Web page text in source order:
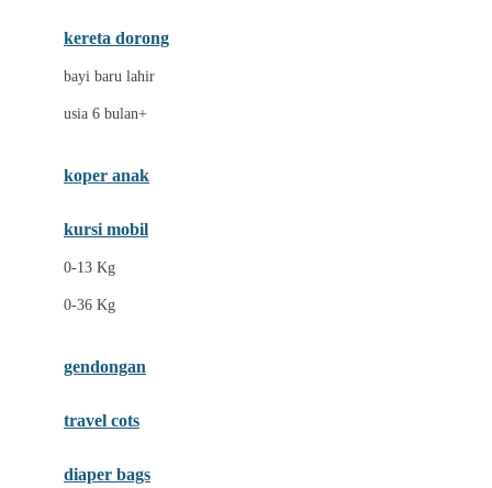
E
ELC
Ergobaby
Ezyroller
F
Felt So Sweet
Fisher Price
Gb
kereta dorong
bayi baru lahir
usia 6 bulan+
koper anak
kursi mobil
0-13 Kg
0-36 Kg
gendongan
travel cots
diaper bags